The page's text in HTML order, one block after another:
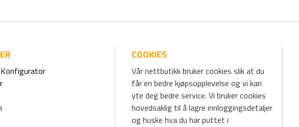
Konfigurator
COOKIES
Vår nettbutikk bruker cookies slik at du
får en bedre kjøpsopplevelse og vi kan
yte deg bedre service. Vi bruker cookies
hovedsaklig til å lagre innloggingsdetaljer
og huske hva du har puttet i